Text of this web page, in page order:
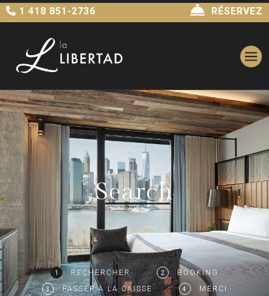
1 418 851-2736 RÉSERVEZ
Search
1 RECHERCHER 2 BOOKING
3 PASSER À LA CAISSE 4 MERCI